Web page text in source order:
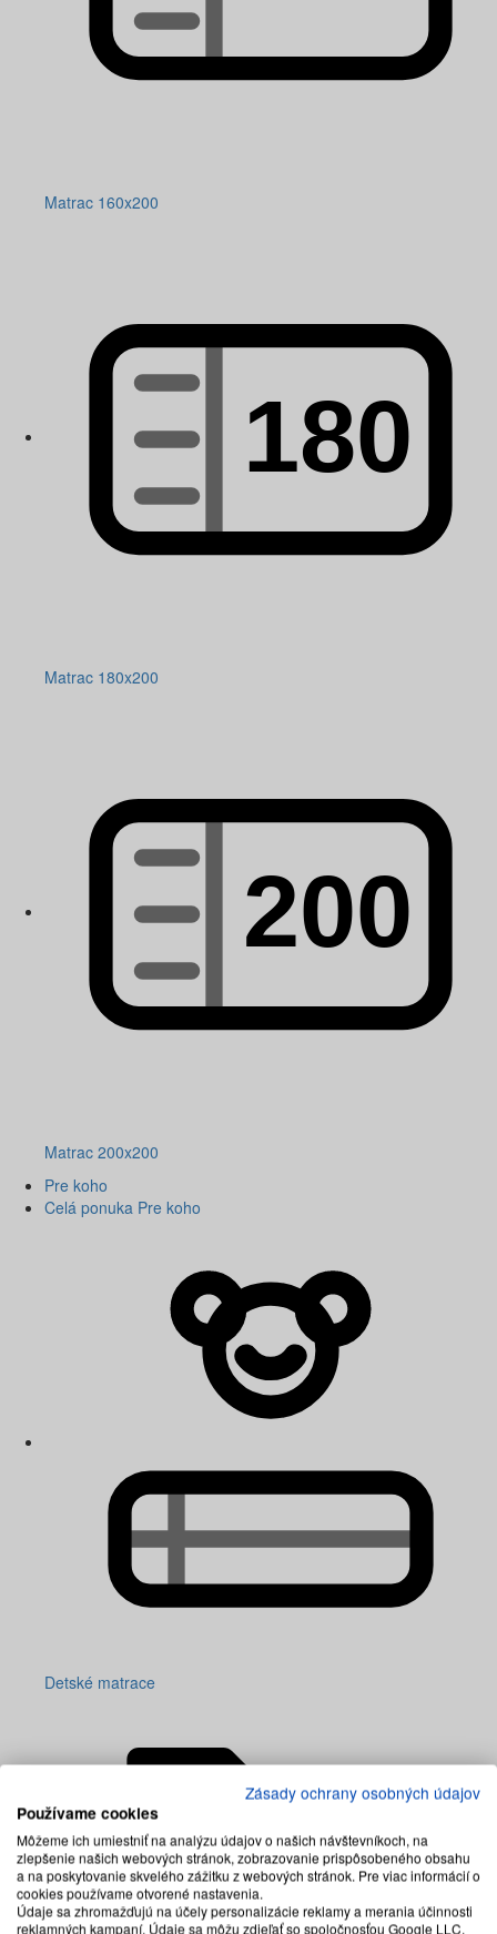
Matrac 160x200
Matrac 180x200
Matrac 200x200
Pre koho
Celá ponuka Pre koho
Detské matrace
Zásady ochrany osobných údajov
Používame cookies
Môžeme ich umiestniť na analýzu údajov o našich návštevníkoch, na
zlepšenie našich webových stránok, zobrazovanie prispôsobeného obsahu
a na poskytovanie skvelého zážitku z webových stránok. Pre viac informácií o
cookies používame otvorené nastavenia.
Údaje sa zhromažďujú na účely personalizácie reklamy a merania účinnosti
reklamných kampaní. Údaje sa môžu zdieľať so spoločnosťou Google LLC,